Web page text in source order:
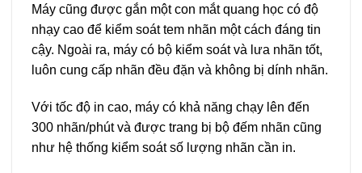
Máy cũng được gắn một con mắt quang học có độ
nhạy cao để kiểm soát tem nhãn một cách đáng tin
cậy. Ngoài ra, máy có bộ kiểm soát và lưa nhãn tốt,
luôn cung cấp nhãn đều đặn và không bị dính nhãn.
Với tốc độ in cao, máy có khả năng chạy lên đến
300 nhãn/phút và được trang bị bộ đếm nhãn cũng
như hệ thống kiểm soát số lượng nhãn cần in.